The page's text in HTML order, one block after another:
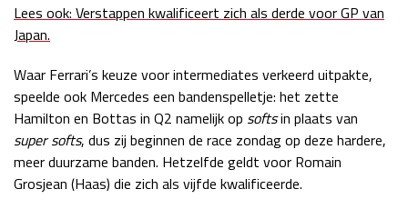
Lees ook: Verstappen kwalificeert zich als derde voor GP van
Japan.
Waar Ferrari’s keuze voor intermediates verkeerd uitpakte,
speelde ook Mercedes een bandenspelletje: het zette
Hamilton en Bottas in Q2 namelijk op softsin plaats van
super softs, dus zij beginnen de race zondag op deze hardere,
meer duurzame banden. Hetzelfde geldt voor Romain
Grosjean (Haas) die zich als vijfde kwalificeerde.